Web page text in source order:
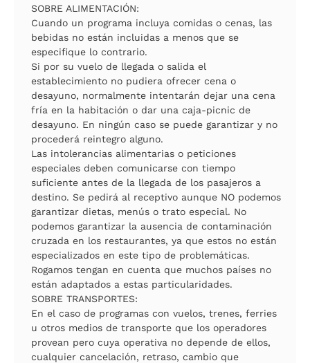
SOBRE ALIMENTACIÓN:
Cuando un programa incluya comidas o cenas, las
bebidas no están incluidas a menos que se
especifique lo contrario.
Si por su vuelo de llegada o salida el
establecimiento no pudiera ofrecer cena o
desayuno, normalmente intentarán dejar una cena
fría en la habitación o dar una caja-picnic de
desayuno. En ningún caso se puede garantizar y no
procederá reintegro alguno.
Las intolerancias alimentarias o peticiones
especiales deben comunicarse con tiempo
suficiente antes de la llegada de los pasajeros a
destino. Se pedirá al receptivo aunque NO podemos
garantizar dietas, menús o trato especial. No
podemos garantizar la ausencia de contaminación
cruzada en los restaurantes, ya que estos no están
especializados en este tipo de problemáticas.
Rogamos tengan en cuenta que muchos países no
están adaptados a estas particularidades.
SOBRE TRANSPORTES:
En el caso de programas con vuelos, trenes, ferries
u otros medios de transporte que los operadores
provean pero cuya operativa no depende de ellos,
cualquier cancelación, retraso, cambio que